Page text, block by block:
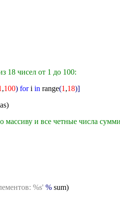
18 чисел от 1 до 100:
,100) fori in range(1 ,18)]
массиву и все четные числа
%s' % sum)